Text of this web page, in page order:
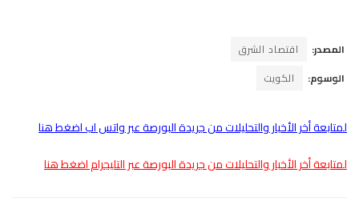
المصدر:
اقتصاد الشرق
الوسوم:
الكويت
لمتابعة أخر الأخبار والتحليلات من جريدة البورصة عبر واتس اب اضغط هنا
لمتابعة أخر الأخبار والتحليلات من جريدة البورصة عبر التليجرام اضغط هنا